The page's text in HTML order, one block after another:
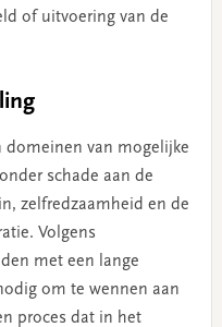
of uitvoering van de
domeinen van mogelijke
schade aan de
zelfredzaamheid en de
Volgens
met een lange
om te wennen aan
proces dat in het